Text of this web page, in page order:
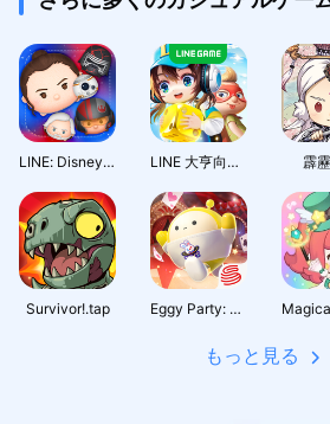
LINE: Disney Tsum Tsum LINE 大亨向前衝 霹
Survivor!.tap Eggy Party: Trendy Party Game
もっと見る